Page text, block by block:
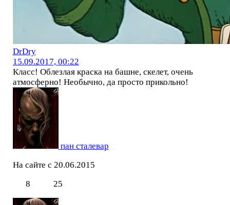
DrDry
15.09.2017, 00:22
Класс! Облезлая краска на башне, скелет, очень
атмосферно! Необычно, да просто прикольно!
пан сталевар
На сайте с 20.06.2015
8
25